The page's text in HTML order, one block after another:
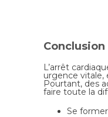
Conclusion
L’arrêt
urgence vitale,
Pourtant, des
faire toute la
Se